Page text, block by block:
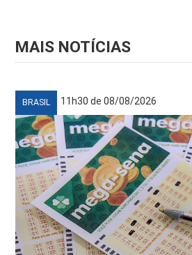
MAIS NOTÍCIAS
BRASIL 11h30 de 08/08/2026